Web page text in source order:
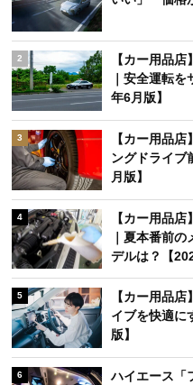
2
【カー用品
｜安全運転
年6月版】
3
【カー用品
ングドライブ
月版】
4
【カー用品
｜夏本番前
デルは？【
5
【カー用品
イブを快適に
版】
6
ハイエース「